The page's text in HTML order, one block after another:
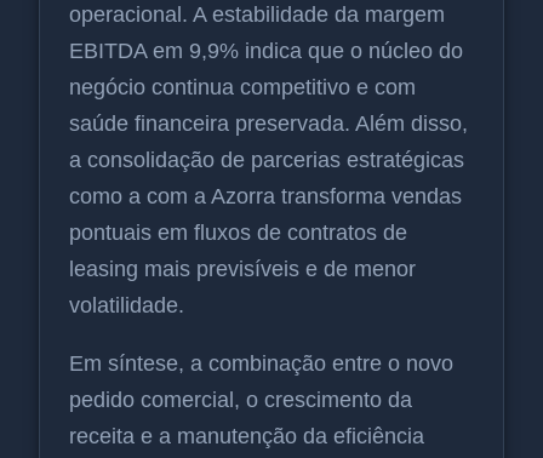
operacional. A estabilidade da margem
EBITDA em 9,9% indica que o núcleo do
negócio continua competitivo e com
saúde financeira preservada. Além disso,
a consolidação de parcerias estratégicas
como a com a Azorra transforma vendas
pontuais em fluxos de contratos de
leasing mais previsíveis e de menor
volatilidade.
Em síntese, a combinação entre o novo
pedido comercial, o crescimento da
receita e a manutenção da eficiência